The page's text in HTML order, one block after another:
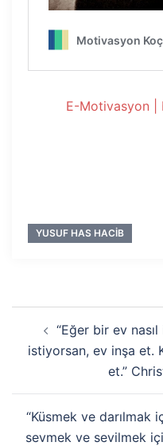
E-Motivasyon |
YUSUF HAS HACIB
dolaşımı“Eğer bir ev
istiyorsan, ev inşa et.
et.”
“Küsmek ve darılmak
sevmek ve sevilmek